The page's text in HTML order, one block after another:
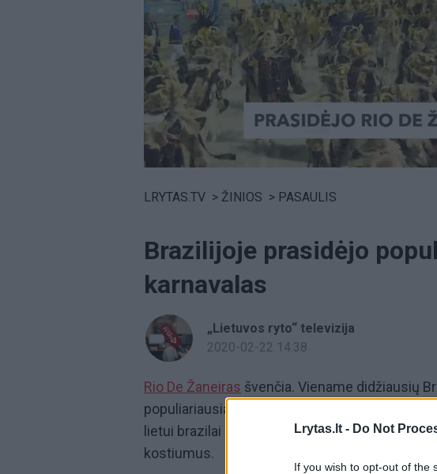
Lrytas.lt - Do Not
If you wish to opt-out of the
LRYTAS.TV > ŽINIOS > PASAULIS
Brazilijoje prasidėjo
karnavalas
„Lietuvos ryto“ televizija
2020-02-22 14:38
Rio De Žaneiras švenčia. Viename didžiausių
populiariausias pasaulyje karnavalas.
lietui brazilai surengė spalvingą paradą: šoko,
kostiumus.